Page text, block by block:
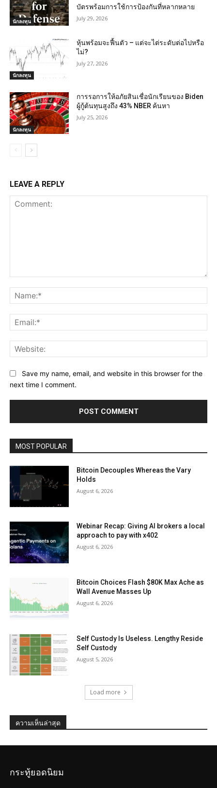
นักลงทุน
บัตรพร้อมการใช้การป้องกันที่หลากหลาย
July 29, 2026
นักลงทุน
หุ้นพร้อมจะฟื้นตัว – แต่จะไต่ระดับต่อไปหรือ
ไม่?
July 27, 2026
นักลงทุน
การรอการให้อภัยสินเชื่อนักเรียนของ Biden
ผู้กู้ต้นทุนสูงถึง 43% NBER ค้นหา
July 25, 2026
LEAVE A REPLY
Save my name, email, and website in this browser for the
next time I comment.
MOST POPULAR
Bitcoin Decouples Whereas the Vary
Holds
August 6, 2026
Webinar Recap: Giving AI brokers a local
approach to pay with x402
August 6, 2026
Bitcoin Choices Flash $80K Max Ache as
Wall Avenue Masses Up
August 6, 2026
Self Custody Is Useless. Lengthy Reside
Self Custody
August 5, 2026
Load more
ความเห็นล่าสุด
กระทู้ยอดนิยม